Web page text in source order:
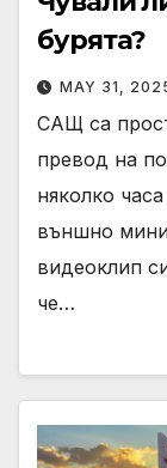
бурята?
MAY 31,
САЩ са
превод на
няколко
външно
видеоклип
че…